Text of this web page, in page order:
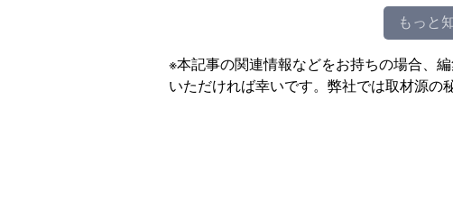
もっと
※本記事の関連情報などをお持ちの場合、
いただければ幸いです。弊社では取材源の